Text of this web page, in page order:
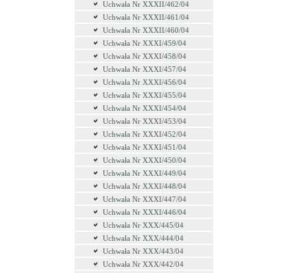
Uchwała Nr XXXII/462/04
Uchwała Nr XXXII/461/04
Uchwała Nr XXXII/460/04
Uchwała Nr XXXI/459/04
Uchwała Nr XXXI/458/04
Uchwała Nr XXXI/457/04
Uchwała Nr XXXI/456/04
Uchwała Nr XXXI/455/04
Uchwała Nr XXXI/454/04
Uchwała Nr XXXI/453/04
Uchwała Nr XXXI/452/04
Uchwała Nr XXXI/451/04
Uchwała Nr XXXI/450/04
Uchwała Nr XXXI/449/04
Uchwała Nr XXXI/448/04
Uchwała Nr XXXI/447/04
Uchwała Nr XXXI/446/04
Uchwała Nr XXX/445/04
Uchwała Nr XXX/444/04
Uchwała Nr XXX/443/04
Uchwała Nr XXX/442/04